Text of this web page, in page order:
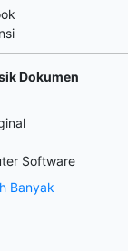
Dokumen
Software
Banyak